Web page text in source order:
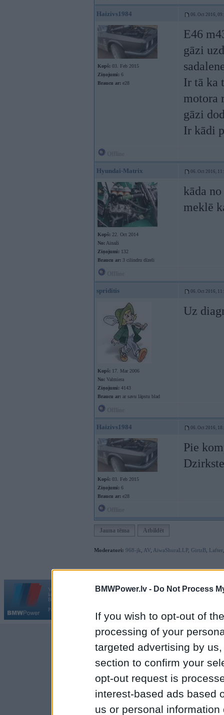
BMWPower.lv - Do Not Process
If you wish to opt-out of
processing of your
targeted advertising by
section to confirm your
opt-out request is
interest-based ads based
us or personal
Haizivs1984 06. Oct 2016,
Kopš: 03. Feb 2015
Ziņojumi: 6
Braucu ar: e28
E46
gāzi
Ir tā ka
motora
gāzi
Ir kādi
Hyundai-Matrix 06. Oct 2016,
Kopš: 22. Oct 2014
No: Ainaži
Ziņojumi: 132
Braucu ar: 3 cilindru dīzeli
kāda
meklē
spriditis 06. Oct 2016,
Kopš: 17. Mar 2006
No: Valmiera
Ziņojumi: 4143
Braucu ar: ar savu lāpstu blad
Uz
Haizivs1984 06. Oct 2016,
Kopš: 03. Feb 2015
Ziņojumi: 6
Braucu ar: e28
Pie
Jauna tēma Atbildēt
Moderatori: 968-jk AV AiwaShuraLLP, GirtzB Lafter
Vortāls BMWPower.lv darbojas
kopš 2002. gada 14. maija. Tas nav auto klubs un nav saistīts ar
BMW AG.
Par BMWPower